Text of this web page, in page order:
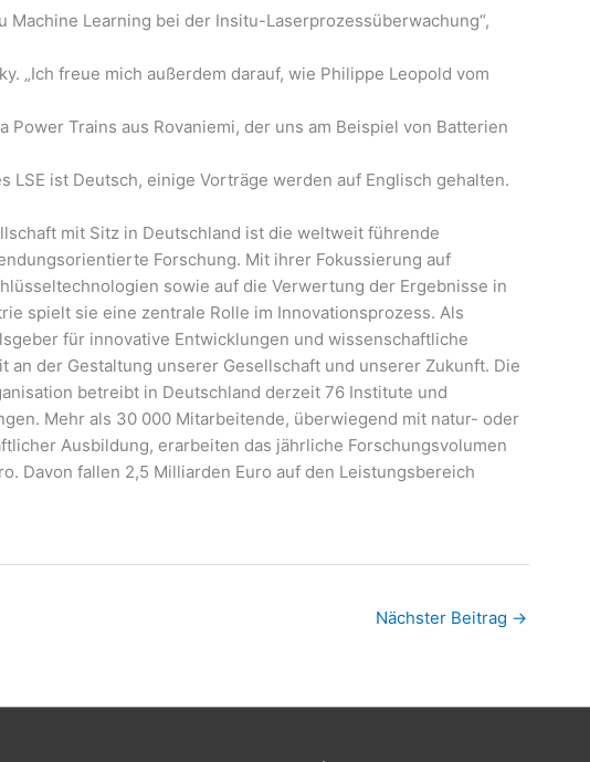
Machine Learning bei der Insitu-Laserprozessüberwachung“,
„Ich freue mich außerdem darauf, wie Philippe Leopold vom
Power Trains aus Rovaniemi, der uns am Beispiel von Batterien
LSE ist Deutsch, einige Vorträge werden auf Englisch gehalten.
mit Sitz in Deutschland ist die weltweit führende
Forschung. Mit ihrer Fokussierung auf
sowie auf die Verwertung der Ergebnisse in
spielt sie eine zentrale Rolle im Innovationsprozess. Als
für innovative Entwicklungen und wissenschaftliche
an der Gestaltung unserer Gesellschaft und unserer Zukunft. Die
betreibt in Deutschland derzeit 76 Institute und
Mehr als 30 000 Mitarbeitende, überwiegend mit natur- oder
Ausbildung, erarbeiten das jährliche Forschungsvolumen
Davon fallen 2,5 Milliarden Euro auf den Leistungsbereich
Nächster Beitrag →